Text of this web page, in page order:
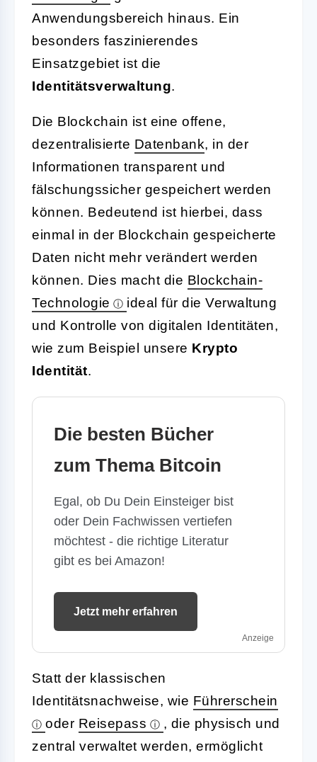
Anwendungsbereich hinaus. Ein
besonders faszinierendes
Einsatzgebiet ist die
Identitätsverwaltung.
Die Blockchain ist eine offene,
dezentralisierte Datenbank, in der
Informationen transparent und
fälschungssicher gespeichert werden
können. Bedeutend ist hierbei, dass
einmal in der Blockchain gespeicherte
Daten nicht mehr verändert werden
können. Dies macht die Blockchain-
Technologie
ideal für die Verwaltung
und Kontrolle von digitalen Identitäten,
wie zum Beispiel unsere Krypto
Identität.
Die besten Bücher
zum Thema Bitcoin
Egal, ob Du Dein Einsteiger bist
oder Dein Fachwissen vertiefen
möchtest - die richtige Literatur
gibt es bei Amazon!
Jetzt mehr erfahren
Anzeige
Statt der klassischen
Identitätsnachweise, wie Führerschein
oder Reisepass
, die physisch und
zentral verwaltet werden, ermöglicht